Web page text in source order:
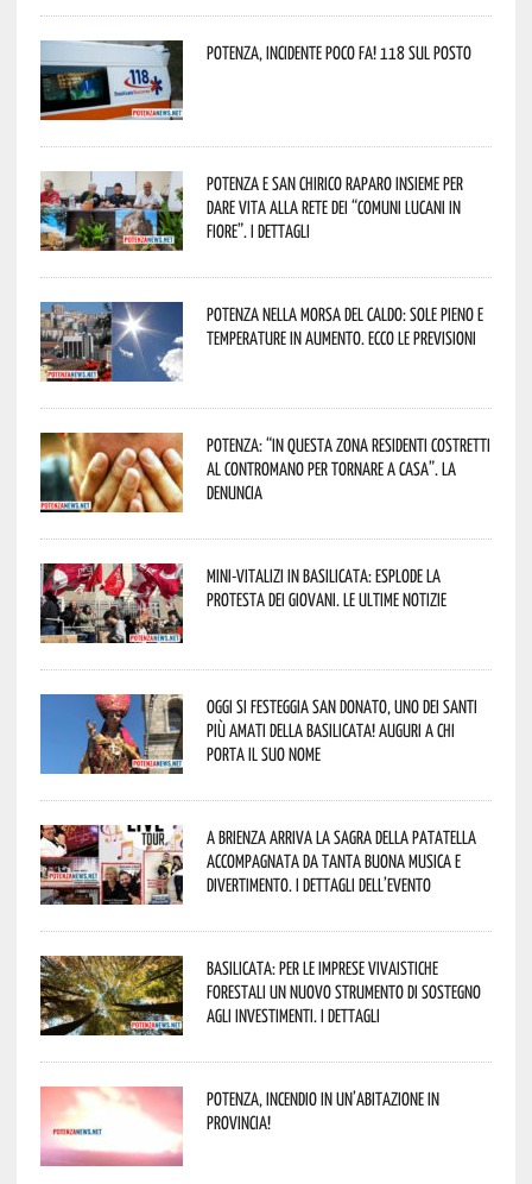
Potenza, incidente poco fa! 118 sul posto
Potenza e San Chirico Raparo insieme per
dare vita alla rete dei “Comuni Lucani in
Fiore”. I dettagli
Potenza nella morsa del caldo: sole pieno e
temperature in aumento. Ecco le previsioni
Potenza: “In questa zona residenti costretti
al contromano per tornare a casa”. La
denuncia
Mini-vitalizi in Basilicata: esplode la
protesta dei giovani. Le ultime notizie
Oggi si festeggia San Donato, uno dei Santi
più amati della Basilicata! Auguri a chi
porta il suo nome
A Brienza arriva la Sagra della Patatella
accompagnata da tanta buona musica e
divertimento. I dettagli dell’evento
Basilicata: per le imprese vivaistiche
forestali un nuovo strumento di sostegno
agli investimenti. I dettagli
Potenza, incendio in un’abitazione in
provincia!